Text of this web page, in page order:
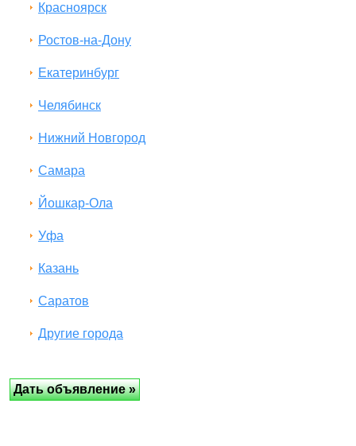
Красноярск
Ростов-на-Дону
Екатеринбург
Челябинск
Нижний Новгород
Самара
Йошкар-Ола
Уфа
Казань
Саратов
Другие города